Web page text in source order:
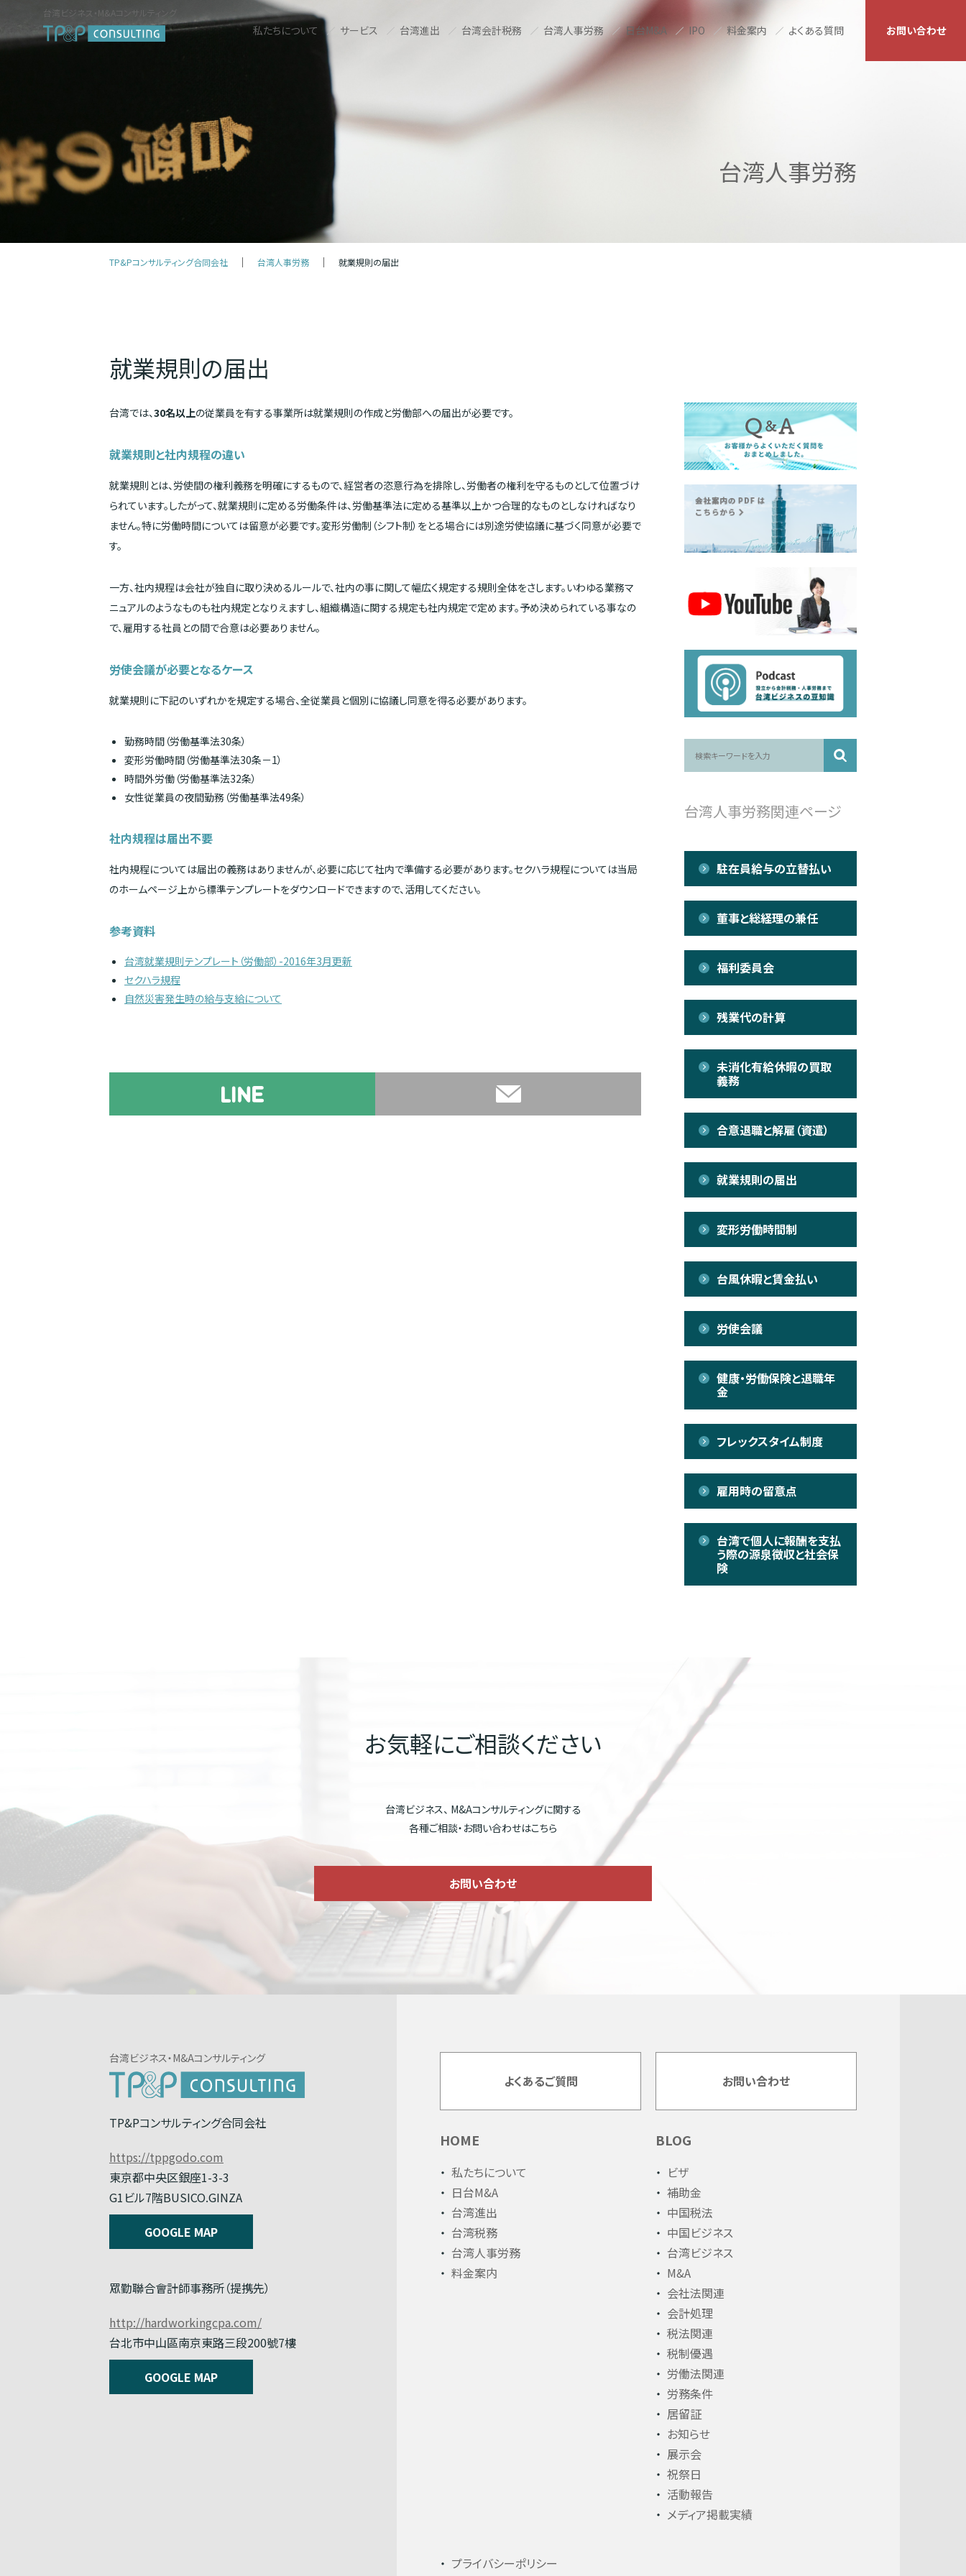
台湾ビジネス・M&Aコンサルティング
私たちについて サービス 台湾進出 台湾会計税務 台湾人事労務 日台M&A IPO 料金案内 よくある質問 お問い合わせ
台湾人事労務
TP&Pコンサルティング合同会社 台湾人事労務 就業規則の届出
就業規則の届出
台湾では、30名以上の従業員を有する事業所は就業規則の作成と労働部への届出が必要です。
就業規則と社内規程の違い
就業規則とは、労使間の権利義務を明確にするもので、経営者の恣意行為を排除し、労働者の権利を守るものとして位置づけ
られています。したがって、就業規則に定める労働条件は、労働基準法に定める基準以上かつ合理的なものとしなければなり
ません。特に労働時間については留意が必要です。変形労働制（シフト制）をとる場合には別途労使協議に基づく同意が必要で
す。
一方、社内規程は会社が独自に取り決めるルールで、社内の事に関して幅広く規定する規則全体をさします。いわゆる業務マ
ニュアルのようなものも社内規定となりえますし、組織構造に関する規定も社内規定で定めます。予め決められている事なの
で、雇用する社員との間で合意は必要ありません。
労使会議が必要となるケース
就業規則に下記のいずれかを規定する場合、全従業員と個別に協議し同意を得る必要があります。
勤務時間（労働基準法30条）
変形労働時間（労働基準法30条－1）
時間外労働（労働基準法32条）
女性従業員の夜間勤務（労働基準法49条）
社内規程は届出不要
社内規程については届出の義務はありませんが、必要に応じて社内で準備する必要があります。セクハラ規程については当局
のホームページ上から標準テンプレートをダウンロードできますので、活用してください。
参考資料
台湾就業規則テンプレート（労働部）-2016年3月更新
セクハラ規程
自然災害発生時の給与支給について
台湾人事労務関連ページ
駐在員給与の立替払い
董事と総経理の兼任
福利委員会
残業代の計算
未消化有給休暇の買取
義務
合意退職と解雇（資遣）
就業規則の届出
変形労働時間制
台風休暇と賃金払い
労使会議
健康・労働保険と退職年
金
フレックスタイム制度
雇用時の留意点
台湾で個人に報酬を支払
う際の源泉徴収と社会保
険
お気軽にご相談ください
台湾ビジネス、 M&Aコンサルティングに関する
各種ご相談・お問い合わせはこちら
お問い合わせ
台湾ビジネス・M&Aコンサルティング
TP&Pコンサルティング合同会社
https://tppgodo.com
東京都中央区銀座1-3-3
G1ビル7階BUSICO.GINZA
GOOGLE MAP
眾勤聯合會計師事務所（提携先）
http://hardworkingcpa.com/
台北市中山區南京東路三段200號7樓
GOOGLE MAP
よくあるご質問 お問い合わせ
HOME
私たちについて
日台M&A
台湾進出
台湾税務
台湾人事労務
料金案内
BLOG
ビザ
補助金
中国税法
中国ビジネス
台湾ビジネス
M&A
会社法関連
会計処理
税法関連
税制優遇
労働法関連
労務条件
居留証
お知らせ
展示会
祝祭日
活動報告
メディア掲載実績
プライバシーポリシー